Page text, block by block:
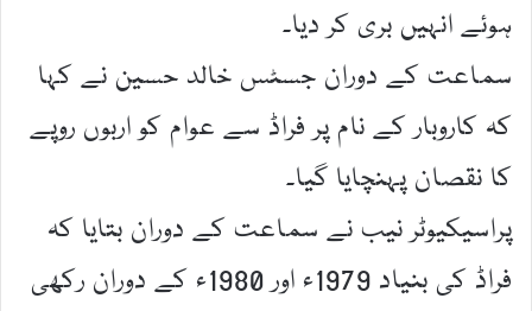
ہوئے انہیں بری کر دیا۔
سماعت کے دوران جسٹس خالد حسین نے کہا
کہ کاروبار کے نام پر فراڈ سے عوام کو اربوں روپے
کا نقصان پہنچایا گیا۔
پراسیکیوٹر نیب نے سماعت کے دوران بتایا کہ
فراڈ کی بنیاد 1979ء اور 1980ء کے دوران رکھی